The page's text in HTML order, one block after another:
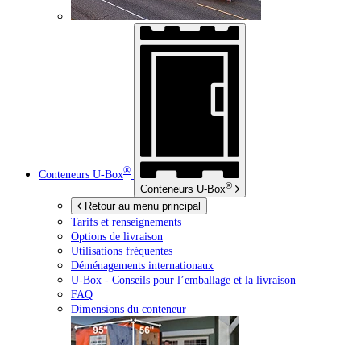
Conteneurs U-Box®
Conteneurs U-Box®
Retour au menu principal
Tarifs et renseignements
Options de livraison
Utilisations fréquentes
Déménagements internationaux
U-Box - Conseils pour l’emballage et la livraison
FAQ
Dimensions du conteneur